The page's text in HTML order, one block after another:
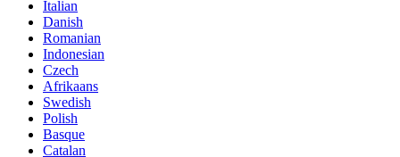
Italian
Danish
Romanian
Indonesian
Czech
Afrikaans
Swedish
Polish
Basque
Catalan